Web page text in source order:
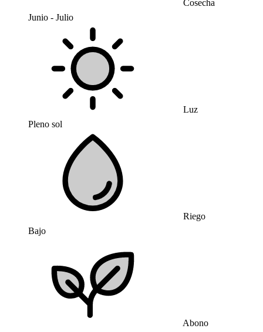
Cosecha
Junio - Julio
Luz
Pleno sol
Riego
Bajo
Abono